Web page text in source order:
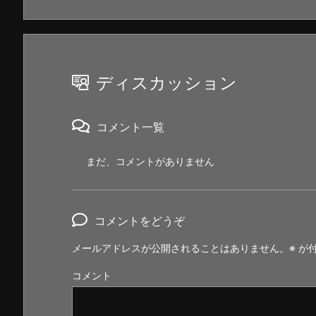
ディスカッション
コメント一覧
まだ、コメントがありません
コメントをどうぞ
メールアドレスが公開されることはありません。 ※ が
コメント